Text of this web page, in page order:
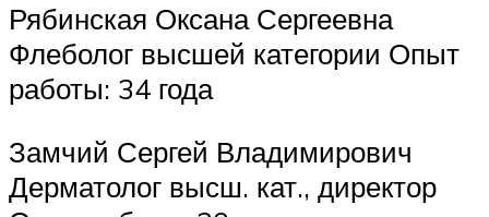
Рябинская Оксана Сергеевна
Флеболог высшей категории Опыт
работы: 34 года
Замчий Сергей Владимирович
Дерматолог высш. кат., директор